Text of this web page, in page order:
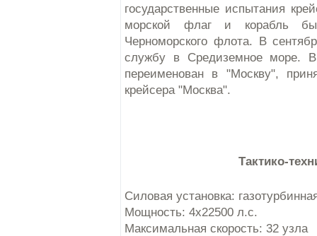
государственные испытания
морской флаг и корабль
Черноморского флота. В
службу в Средиземное море.
переименован в "Москву",
крейсера "Москва".
Тактико-
Силовая установка:
Мощность: 4х22500 л.с.
Максимальная скорость: 32 узла